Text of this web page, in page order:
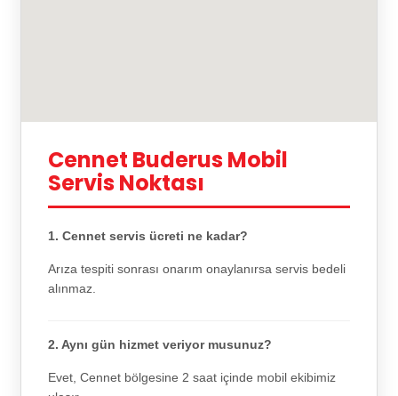
Cennet Buderus Mobil
Servis Noktası
1. Cennet servis ücreti ne kadar?
Arıza tespiti sonrası onarım onaylanırsa servis bedeli
alınmaz.
2. Aynı gün hizmet veriyor musunuz?
Evet, Cennet bölgesine 2 saat içinde mobil ekibimiz